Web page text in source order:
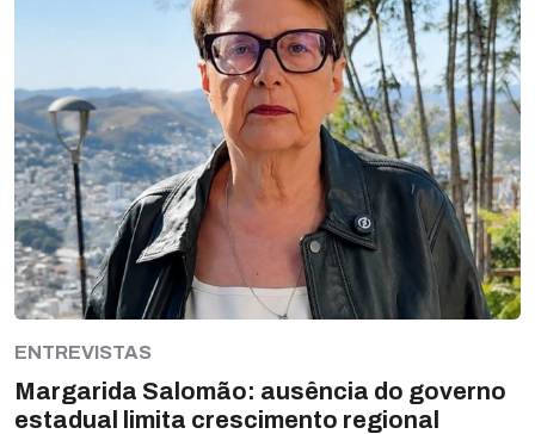
ENTREVISTAS
Margarida Salomão: ausência do governo
estadual limita crescimento regional